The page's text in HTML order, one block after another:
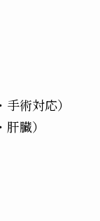
術対応）
臓）